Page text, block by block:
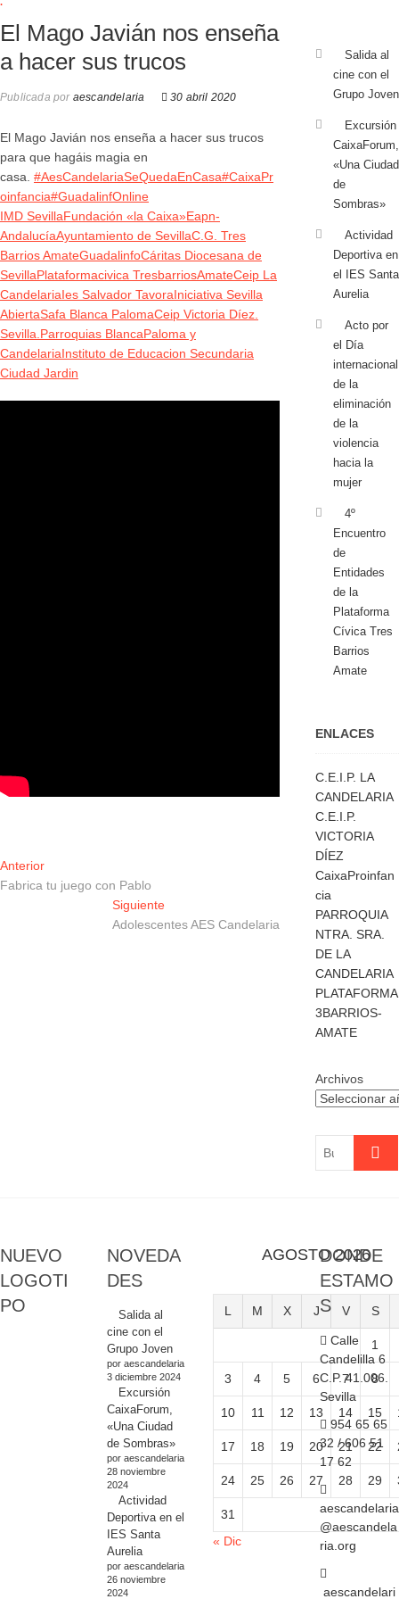
El Mago Javián nos enseña
a hacer sus trucos
Publicada poraescandelaria 30 abril 2020
El Mago Javián nos enseña a hacer sus trucos
para que hagáis magia en
casa. #AesCandelariaSeQuedaEnCasa#CaixaPr
oinfancia#GuadalinfOnline
IMD SevillaFundación «la Caixa»Eapn-
AndalucíaAyuntamiento de SevillaC.G. Tres
Barrios AmateGuadalinfoCáritas Diocesana de
SevillaPlataformacivica TresbarriosAmateCeip La
CandelariaIes Salvador TavoraIniciativa Sevilla
AbiertaSafa Blanca PalomaCeip Victoria Díez.
Sevilla. Parroquias BlancaPaloma y
CandelariaInstituto de Educacion Secundaria
Ciudad Jardin
Navegación
de
AnteriorEntrada
anterior:
Fabrica tu juego con Pablo
SiguienteEntrada
siguiente:
Adolescentes AES Candelaria
Salida al
cine con el
Grupo Joven
Excursión
CaixaForum,
«Una Ciudad
de
Sombras»
Actividad
Deportiva en
el IES Santa
Aurelia
Acto por
el Día
internacional
de la
eliminación
de la
violencia
hacia la
mujer
4º
Encuentro
de
Entidades
de la
Plataforma
Cívica Tres
Barrios
Amate
ENLACES
C.E.I.P. LA
CANDELARIA
C.E.I.P.
VICTORIA
DÍEZ
CaixaProinfan
cia
PARROQUIA
NTRA. SRA.
DE LA
CANDELARIA
PLATAFORMA
3BARRIOS-
AMATE
Archivos
Buscar
NUEVO
LOGOTI
PO
NOVEDA
DES
Salida al
cine con el
Grupo Joven
por aescandelaria
3 diciembre 2024
Excursión
CaixaForum,
«Una Ciudad
de Sombras»
por aescandelaria
28 noviembre
2024
Actividad
Deportiva en el
IES Santa
Aurelia
por aescandelaria
26 noviembre
2024
AGOSTO 2026
L M X J V S
1
3 4 5 6 7 8
10 11 12 13 14 15
17 18 19 20 21 22
24 25 26 27 28 29
31
« Dic
DONDE
ESTAMO
S
Calle
Candelilla 6
C.P. 41.006.
Sevilla
954 65 65
32 / 606 51
17 62
aescandelaria
@aescandela
ria.org
aescandelari